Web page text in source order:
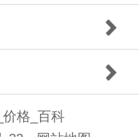
格_百科